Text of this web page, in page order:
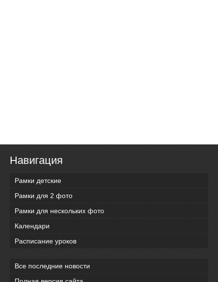
Навигация
Рамки детские
Рамки для 2 фото
Рамки для нескольких фото
Календари
Расписание уроков
Все последние новости